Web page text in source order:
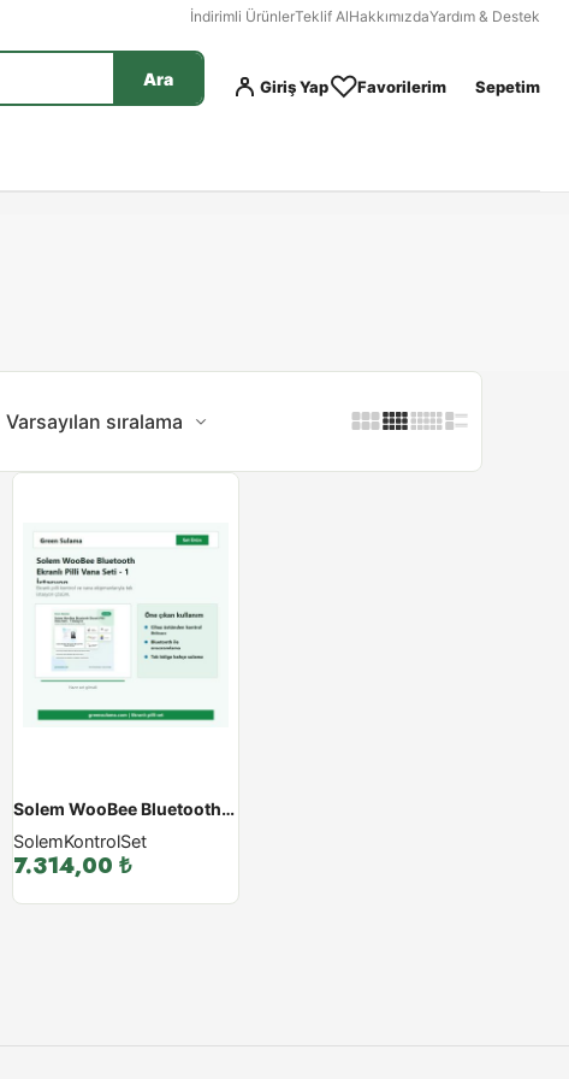
İndirimli ÜrünlerTeklif AlHakkımızdaYardım & Destek
Ara Giriş Yap Favorilerim Sepetim
Varsayılan sıralama
Solem WooBee Bluetooth Ekranlı Pilli Vana Seti - 1 İstasyon
SolemKontrolSet
7.314,00₺